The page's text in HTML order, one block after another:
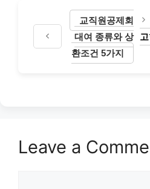
교직원공제회
대여 종류와 상
환조건 5가지
Leave a